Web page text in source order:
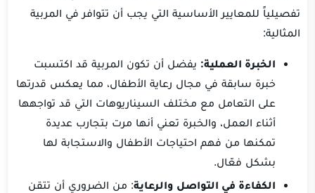
تفصيلياً للمعايير الأساسية التي يجب أن تتوافر في المربية
المثالية:
الخبرة العملية: يفضل أن تكون المربية قد اكتسبت
خبرة سابقة في مجال رعاية الأطفال، مما يعكس قدرتها
على التعامل مع مختلف السيناريوهات التي قد تواجهها
أثناء العمل، والخبرة تعني أنها مرت بتجارب عديدة
تمكنها من فهم احتياجات الأطفال والاستجابة لها
بشكل فعّال.
الكفاءة في التواصل والرعاية: من الضروري أن تتقن